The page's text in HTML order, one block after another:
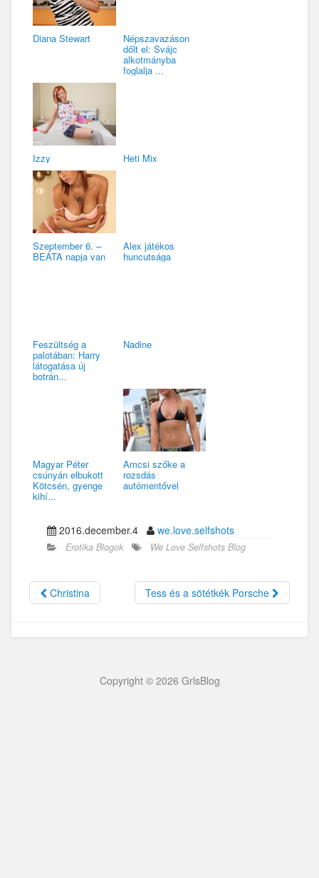
Diana Stewart Népszavazáson
dőlt el: Svájc
alkotmányba
foglalja ...
Izzy Heti Mix
Szeptember 6. –
BEÁTA napja van
Alex játékos
huncutsága
Feszültség a
palotában: Harry
látogatása új
botrán...
Nadine
Magyar Péter
csúnyán elbukott
Kötcsén, gyenge
kihí...
Amcsi szőke a
rozsdás
autómentővel
2016.december.4 we.love.selfshots
Erotika Blogok We Love Selfshots Blog
Christina Tess és a sötétkék Porsche
Copyright © 2026 GrlsBlog